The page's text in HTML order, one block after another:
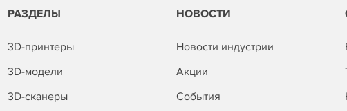
РАЗДЕЛЫ
3D-принтеры
3D-модели
3D-сканеры
НОВОСТИ
Новости индустрии
Акции
События